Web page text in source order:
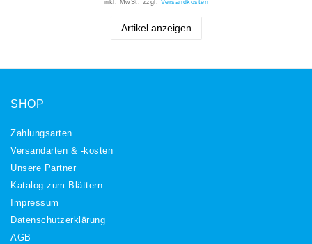
inkl. MwSt. zzgl. Versandkosten
Artikel anzeigen
SHOP
Zahlungsarten
Versandarten & -kosten
Unsere Partner
Katalog zum Blättern
Impressum
Daten­schutz­erklärung
AGB